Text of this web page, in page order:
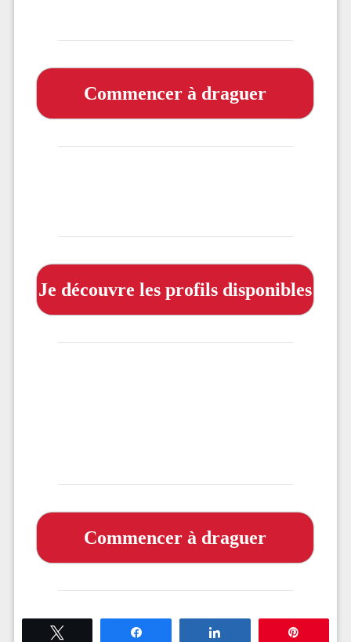
Commencer à draguer
Je découvre les profils disponibles
Commencer à draguer